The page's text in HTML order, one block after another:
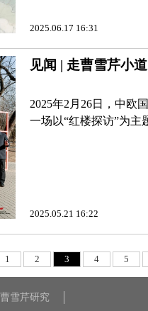
2025.06.17 16:31
见闻 | 走曹雪芹小
2025年2月26日，中欧
一场以“红楼探访”为主
2025.05.21 16:22
1 2 3 4 5
曹雪芹研究